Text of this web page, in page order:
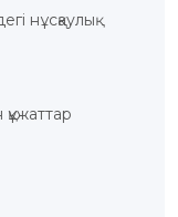
нұсқаулық